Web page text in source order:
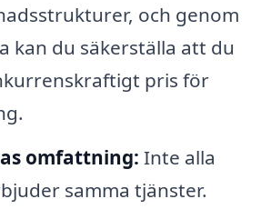
och genom
kan du säkerställa att du
pris för
omfattning: Inte alla
samma tjänster.